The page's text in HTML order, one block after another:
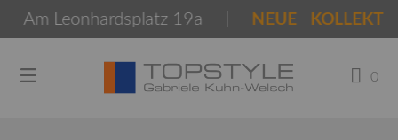
Springen
Inhalt
Leonhardsplatz 19a | NEUE
0